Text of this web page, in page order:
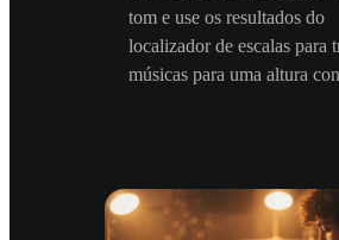
tom e use os resultados do
localizador de escalas para
músicas para uma altura